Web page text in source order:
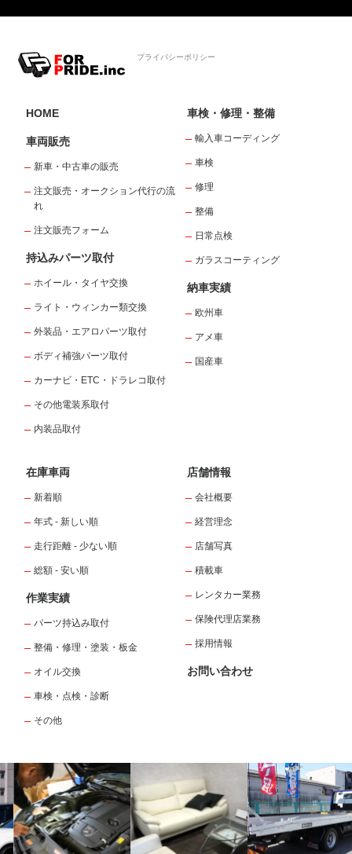
プライバシーポリシー
HOME
車両販売
新車・中古車の販売
注文販売・オークション代行の流
れ
注文販売フォーム
持込みパーツ取付
ホイール・タイヤ交換
ライト・ウィンカー類交換
外装品・エアロパーツ取付
ボディ補強パーツ取付
カーナビ・ETC・ドラレコ取付
その他電装系取付
内装品取付
車検・修理・整備
輸入車コーディング
車検
修理
整備
日常点検
ガラスコーティング
納車実績
欧州車
アメ車
国産車
在庫車両
新着順
年式 - 新しい順
走行距離 - 少ない順
総額 - 安い順
作業実績
パーツ持込み取付
整備・修理・塗装・板金
オイル交換
車検・点検・診断
その他
店舗情報
会社概要
経営理念
店舗写真
積載車
レンタカー業務
保険代理店業務
採用情報
お問い合わせ